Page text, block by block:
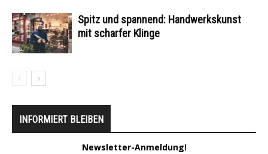
Spitz und spannend: Handwerkskunst
mit scharfer Klinge
INFORMIERT BLEIBEN
Newsletter-Anmeldung!